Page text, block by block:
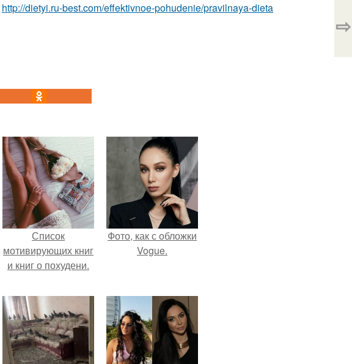
http://dietyi.ru-best.com/effektivnoe-pohudenie/pravilnaya-dieta
⇨
Список
мотивирующих книг
и книг о похудени.
Фото, как с обложки
Vogue.